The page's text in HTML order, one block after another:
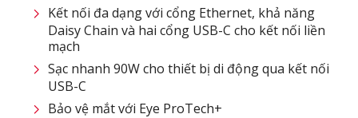
Kết nối đa dạng với cổng Ethernet, khả năng
Daisy Chain và hai cổng USB-C cho kết nối liền
mạch
Sạc nhanh 90W cho thiết bị di động qua kết nối
USB-C
Bảo vệ mắt với Eye ProTech+